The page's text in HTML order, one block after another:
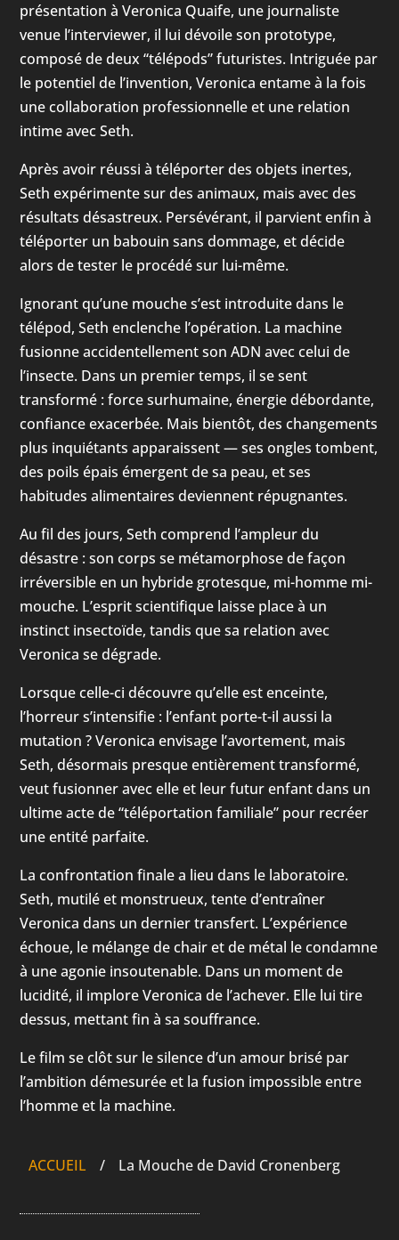
présentation à Veronica Quaife, une journaliste
venue l’interviewer, il lui dévoile son prototype,
composé de deux “télépods” futuristes. Intriguée par
le potentiel de l’invention, Veronica entame à la fois
une collaboration professionnelle et une relation
intime avec Seth.
Après avoir réussi à téléporter des objets inertes,
Seth expérimente sur des animaux, mais avec des
résultats désastreux. Persévérant, il parvient enfin à
téléporter un babouin sans dommage, et décide
alors de tester le procédé sur lui-même.
Ignorant qu’une mouche s’est introduite dans le
télépod, Seth enclenche l’opération. La machine
fusionne accidentellement son ADN avec celui de
l’insecte. Dans un premier temps, il se sent
transformé : force surhumaine, énergie débordante,
confiance exacerbée. Mais bientôt, des changements
plus inquiétants apparaissent — ses ongles tombent,
des poils épais émergent de sa peau, et ses
habitudes alimentaires deviennent répugnantes.
Au fil des jours, Seth comprend l’ampleur du
désastre : son corps se métamorphose de façon
irréversible en un hybride grotesque, mi-homme mi-
mouche. L’esprit scientifique laisse place à un
instinct insectoïde, tandis que sa relation avec
Veronica se dégrade.
Lorsque celle-ci découvre qu’elle est enceinte,
l’horreur s’intensifie : l’enfant porte-t-il aussi la
mutation ? Veronica envisage l’avortement, mais
Seth, désormais presque entièrement transformé,
veut fusionner avec elle et leur futur enfant dans un
ultime acte de “téléportation familiale” pour recréer
une entité parfaite.
La confrontation finale a lieu dans le laboratoire.
Seth, mutilé et monstrueux, tente d’entraîner
Veronica dans un dernier transfert. L’expérience
échoue, le mélange de chair et de métal le condamne
à une agonie insoutenable. Dans un moment de
lucidité, il implore Veronica de l’achever. Elle lui tire
dessus, mettant fin à sa souffrance.
Le film se clôt sur le silence d’un amour brisé par
l’ambition démesurée et la fusion impossible entre
l’homme et la machine.
ACCUEIL / La Mouche de David Cronenberg